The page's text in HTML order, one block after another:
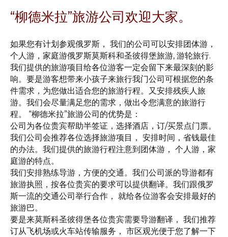
“柳德米拉”旅游公司欢迎大家。
如果您有计划参观俄罗斯， 我们的公司可以安排团体游，
个人游，家庭游俄罗斯莫斯科和圣彼得堡旅游, 游轮旅行.
我们提供的旅游项目给各位游客一定会留下来最深刻的影
响。要是游客想带来小孩子来旅行我门公司可根据您的条
件需求，为您做出适合您的旅游行程。又安排残疾人旅
游。我们会尽量满足您的需求，做出令您满意的旅游行
程。 “柳德米拉”旅游公司的优势是：
公司为各位贵宾帮助半签证，选择酒店，订/买景点门票。
我们公司会推荐各位选择旅游项目， 安排时间，省钱最佳
的办法。我们提供的旅游行程注意到团体游， 个人游，家
庭游的特点。
我们安排熟练导游，方便的交通。我们公司派的导游都有
旅游执照，按各位贵宾的要求可以提供翻译。我们跟俄罗
斯一流的交通公司举行合作， 就给各位游客会安排最好的
旅游巴。
要是来莫斯科圣彼得堡各位贵宾需要导游翻译， 我们推荐
订从飞机场或火车站传输服务， 市区观光便于您了解一下